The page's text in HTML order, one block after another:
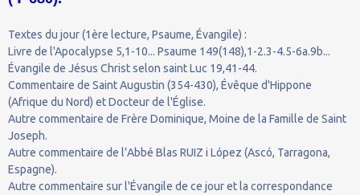
Textes du jour (1ère lecture, Psaume, Évangile) :
Livre de l'Apocalypse 5,1-10... Psaume 149(148),1-2.3-4.5-6a.9b...
Évangile de Jésus Christ selon saint Luc 19,41-44.
Commentaire de Saint Augustin (354-430), Évêque d'Hippone
(Afrique du Nord) et Docteur de l'Église.
Autre commentaire de Frère Dominique, Moine de la Famille de Saint
Joseph.
Autre commentaire de l’Abbé Blas RUIZ i López (Ascó, Tarragona,
Espagne).
Autre commentaire sur l'Évangile de ce jour et la correspondance